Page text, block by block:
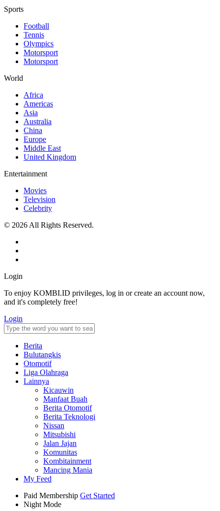
Sports
Football
Tennis
Olympics
Motorsport
Motorsport
World
Africa
Americas
Asia
Australia
China
Europe
Middle East
United Kingdom
Entertainment
Movies
Television
Celebrity
© 2026 All Rights Reserved.
Login
To enjoy KOMBI.ID privileges, log in or create an account now,
and it's completely free!
Login
Berita
Bulutangkis
Otomotif
Liga Olahraga
Lainnya
Kicauwin
Manfaat Buah
Berita Otomotif
Berita Teknologi
Nissan
Mitsubishi
Jalan Jajan
Komunitas
Kombitainment
Mancing Mania
My Feed
Paid Membership Get Started
Night Mode